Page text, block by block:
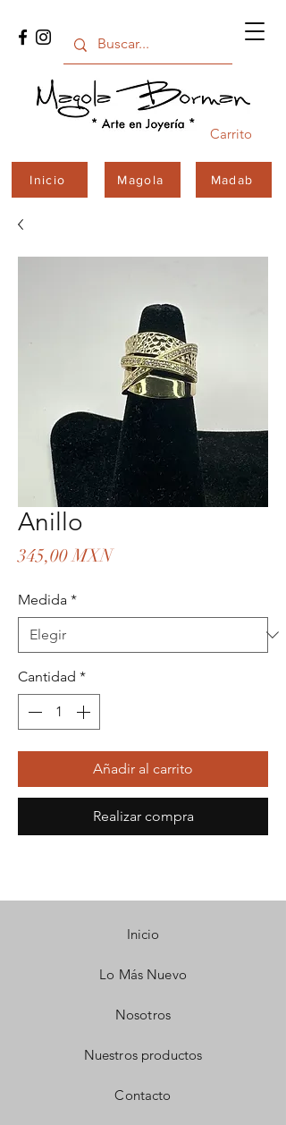
Carrito
Inicio Magola Madab
Anillo
345,00 MXNPrecio
Medida *
Cantidad *
Añadir al carrito
Realizar compra
Inicio
Lo Más Nuevo
Nosotros
Nuestros productos
Contacto